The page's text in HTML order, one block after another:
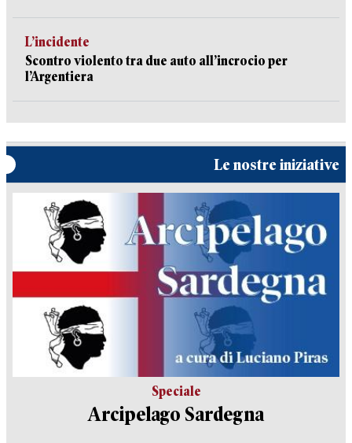
L’incidente
Scontro violento tra due auto all’incrocio per
l’Argentiera
Le nostre iniziative
Speciale
Arcipelago Sardegna